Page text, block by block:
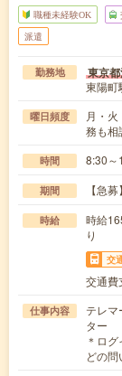
職種未経験OK
派遣
勤務地 東京
東陽町
曜日頻度
月・
務も相
時間 8:30～
期間 【急
時給
時給
り
交
交通費
仕事内容
テレ
ター
＊ロ
どの